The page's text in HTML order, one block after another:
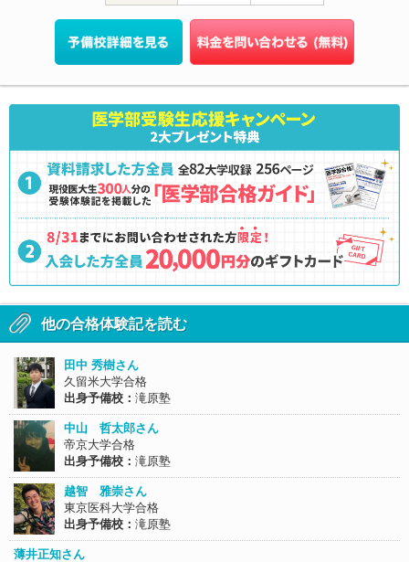
他の合格体験記を読む
田中 秀樹さん
久留米大学合格
出身予備校： 滝原塾
中山 哲太郎さん
帝京大学合格
出身予備校： 滝原塾
越智 雅崇さん
東京医科大学合格
出身予備校： 滝原塾
薄井正知さん